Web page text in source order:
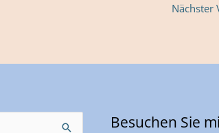
Nächster
Besuchen Sie